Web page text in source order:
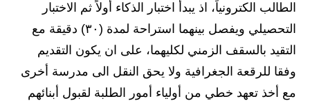
المرحلة الاعدادية
ملازم دراسية
المرحلة الابتدائية
الطالب الكترونياً، اذ يبدأ اختبار الذكاء أولاً ثم الاختبار
التحصيلي ويفصل بينهما استراحة لمدة (۳۰) دقيقة مع
التقيد بالسقف الزمني لكليهما، على ان يكون التقديم
وفقا للرقعة الجغرافية ولا يحق النقل الى مدرسة أخرى
مع أخذ تعهد خطي من أولياء أمور الطلبة لقبول أبنائهم